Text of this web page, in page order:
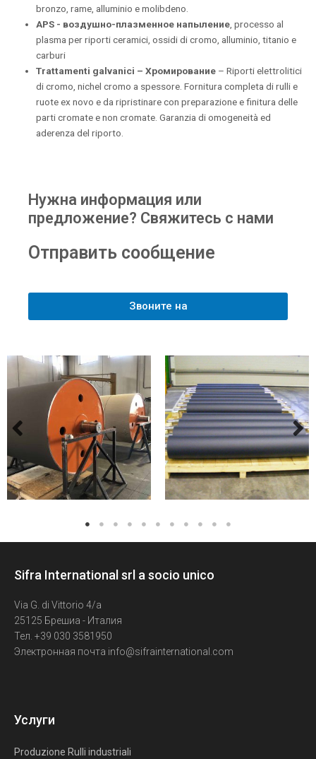
bronzo, rame, alluminio e molibdeno.
APS - воздушно-плазменное напыление , processo al
plasma per riporti ceramici, ossidi di cromo, alluminio, titanio e
carburi
Trattamenti galvanici –Хромирование – Riporti elettrolitici
di cromo, nichel cromo a spessore. Fornitura completa di rulli e
ruote ex novo e da ripristinare con preparazione e finitura delle
parti cromate e non cromate. Garanzia di omogeneità ed
aderenza del riporto.
Нужна информация или
предложение? Свяжитесь с нами
Отправить сообщение
Звоните на
Sifra International srl a socio unico
Via G. di Vittorio 4/a
25125 Брешиа - Италия
Тел. +39 030 3581950
Электронная почта info@sifrainternational.com
Услуги
Produzione Rulli industriali